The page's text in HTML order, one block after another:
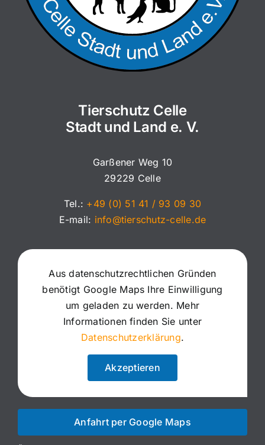
Tierschutz Celle
Stadt und Land e. V.
Garßener Weg 10
29229 Celle
Tel.: +49 (0) 51 41 / 93 09 30
E-mail: info@tierschutz-celle.de
Aus datenschutzrechtlichen Gründen
benötigt Google Maps Ihre Einwilligung
um geladen zu werden. Mehr
Informationen finden Sie unter
Datenschutzerklärung.
Akzeptieren
Anfahrt per Google Maps